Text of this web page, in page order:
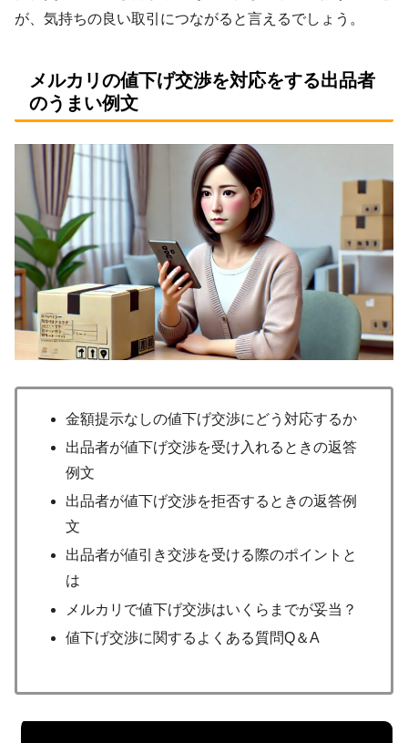
が、気持ちの良い取引につながると言えるでしょう。
メルカリの値下げ交渉を対応をする出品者
のうまい例文
金額提示なしの値下げ交渉にどう対応するか
出品者が値下げ交渉を受け入れるときの返答
例文
出品者が値下げ交渉を拒否するときの返答例
文
出品者が値引き交渉を受ける際のポイントと
は
メルカリで値下げ交渉はいくらまでが妥当？
値下げ交渉に関するよくある質問Q＆A